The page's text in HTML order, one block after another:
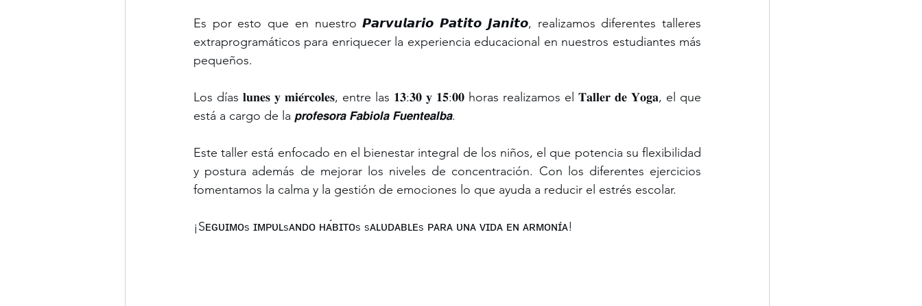
Es por esto que en nuestro 𝙋𝙖𝙧𝙫𝙪𝙡𝙖𝙧𝙞𝙤 𝙋𝙖𝙩𝙞𝙩𝙤 𝙅𝙖𝙣𝙞𝙩𝙤, realizamos diferentes talleres
extraprogramáticos para enriquecer la experiencia educacional en nuestros estudiantes más
pequeños.
Los días 𝐥𝐮𝐧𝐞𝐬 𝐲 𝐦𝐢𝐞́𝐫𝐜𝐨𝐥𝐞𝐬, entre las 𝟏𝟑:𝟑𝟎 𝐲 𝟏𝟓:𝟎𝟎 horas realizamos el 𝐓𝐚𝐥𝐥𝐞𝐫 𝐝𝐞 𝐘𝐨𝐠𝐚, el que
está a cargo de la 𝙥𝙧𝙤𝙛𝙚𝙨𝙤𝙧𝙖 𝙁𝙖𝙗𝙞𝙤𝙡𝙖 𝙁𝙪𝙚𝙣𝙩𝙚𝙖𝙡𝙗𝙖.
Este taller está enfocado en el bienestar integral de los niños, el que potencia su flexibilidad
y postura además de mejorar los niveles de concentración. Con los diferentes ejercicios
fomentamos la calma y la gestión de emociones lo que ayuda a reducir el estrés escolar.
¡Sᴇɢᴜɪᴍᴏs ɪᴍᴘᴜʟsᴀɴᴅᴏ ʜᴀ́ʙɪᴛᴏs sᴀʟᴜᴅᴀʙʟᴇs ᴘᴀʀᴀ ᴜɴᴀ ᴠɪᴅᴀ ᴇɴ ᴀʀᴍᴏɴɪ́ᴀ!